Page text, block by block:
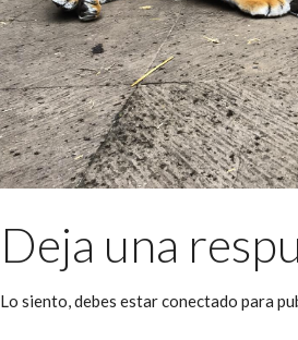
Deja una
Lo siento, debes estarconectado para